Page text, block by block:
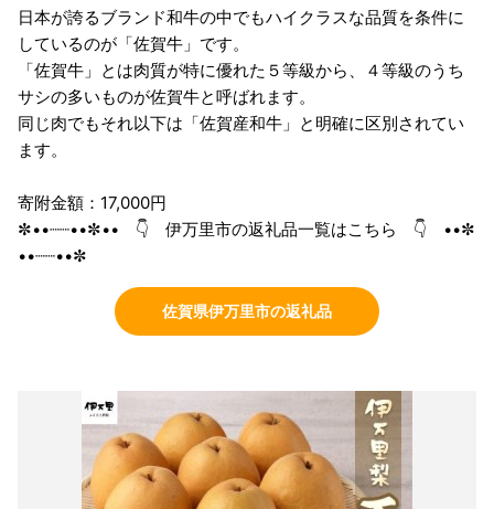
日本が誇るブランド和牛の中でもハイクラスな品質を条件に
しているのが「佐賀牛」です。
「佐賀牛」とは肉質が特に優れた５等級から、４等級のうち
サシの多いものが佐賀牛と呼ばれます。
同じ肉でもそれ以下は「佐賀産和牛」と明確に区別されてい
ます。
寄附金額：17,000円
✼••┈┈••✼•• 👇 伊万里市の返礼品一覧はこちら 👇 ••✼
••┈┈••✼
佐賀県伊万里市の返礼品